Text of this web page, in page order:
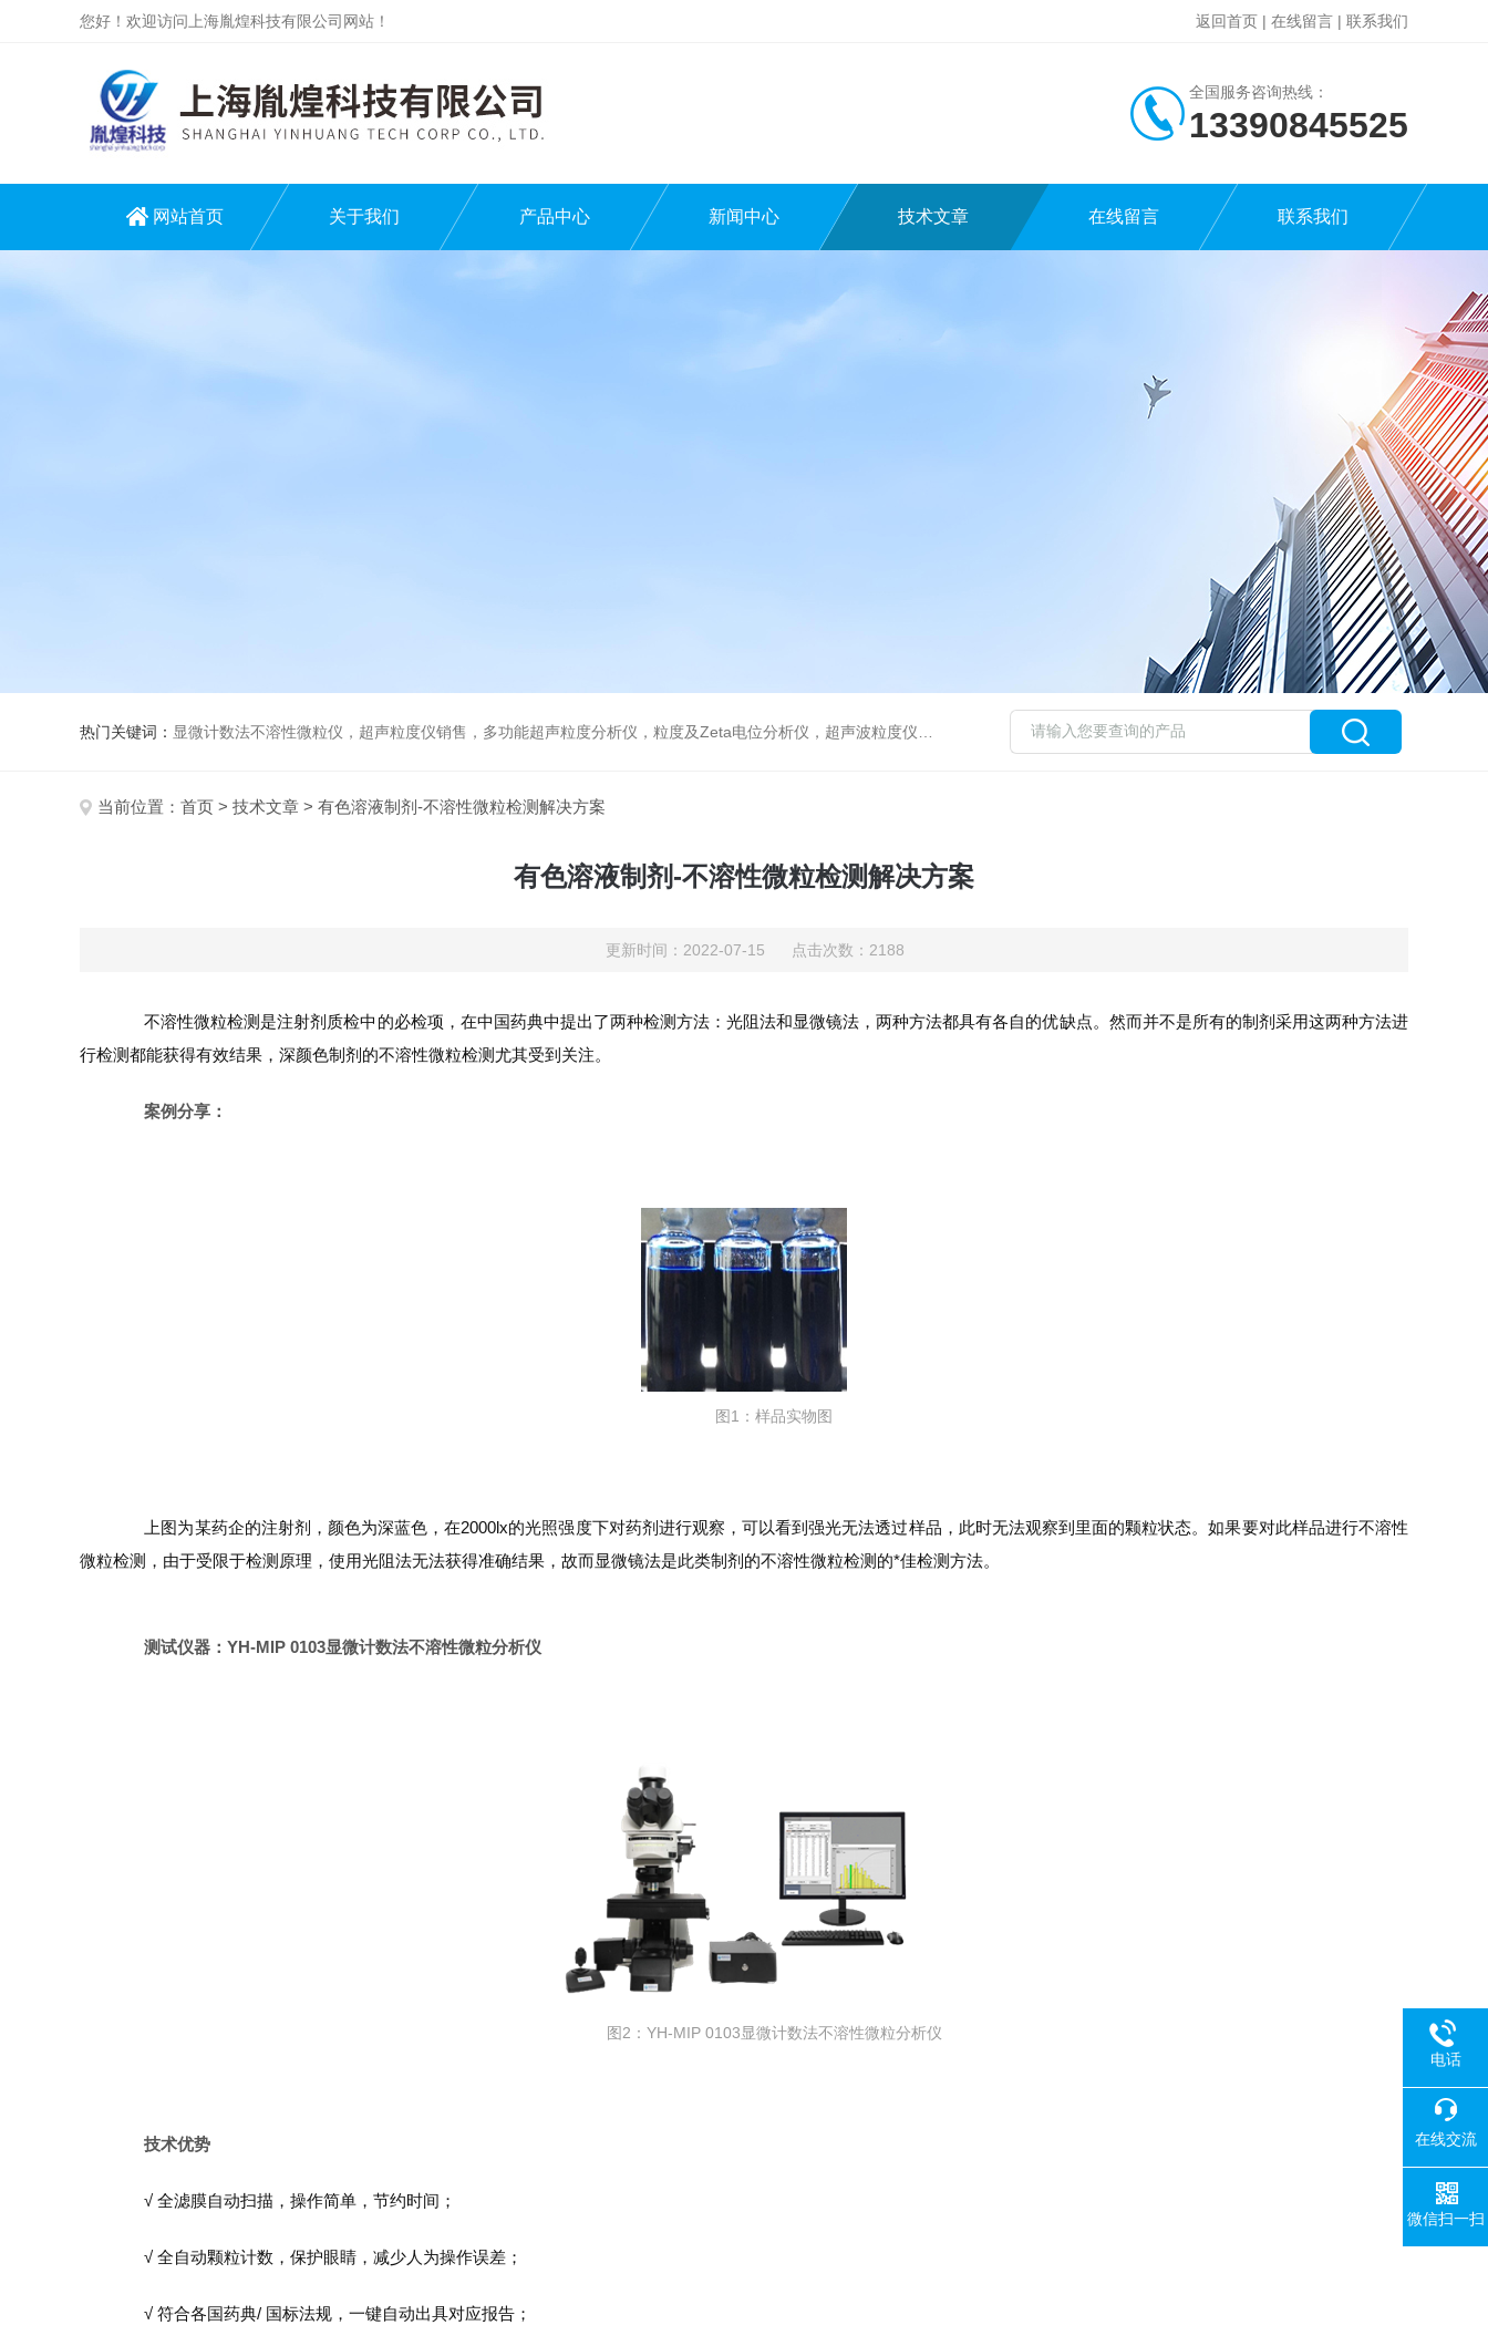
您好！欢迎访问上海胤煌科技有限公司网站！ 返回首页 | 在线留言 | 联系我们
全国服务咨询热线：
13390845525
网站首页 关于我们 产品中心 新闻中心 技术文章 在线留言 联系我们
热门关键词： 显微计数法不溶性微粒仪，超声粒度仪销售，多功能超声粒度分析仪，粒度及Zeta电位分析仪，超声波粒度仪，澄清度检查专用伞棚灯，伞棚灯，超声粒度仪超声电位分析仪
当前位置： 首页 > 技术文章 > 有色溶液制剂-不溶性微粒检测解决方案
有色溶液制剂-不溶性微粒检测解决方案
更新时间：2022-07-15 点击次数：2188
不溶性微粒检测是注射剂质检中的必检项，在中国药典中提出了两种检测方法：光阻法和显微镜法，两种方法都具有各自的优缺点。然而并不是所有的制剂采用这两种方法进
行检测都能获得有效结果，深颜色制剂的不溶性微粒检测尤其受到关注。
案例分享：
图1：样品实物图
上图为某药企的注射剂，颜色为深蓝色，在2000lx的光照强度下对药剂进行观察，可以看到强光无法透过样品，此时无法观察到里面的颗粒状态。如果要对此样品进行不溶性
微粒检测，由于受限于检测原理，使用光阻法无法获得准确结果，故而显微镜法是此类制剂的不溶性微粒检测的*佳检测方法。
测试仪器：YH-MIP 0103显微计数法不溶性微粒分析仪
图2：YH-MIP 0103显微计数法不溶性微粒分析仪
技术优势
√ 全滤膜自动扫描，操作简单，节约时间；
√ 全自动颗粒计数，保护眼睛，减少人为操作误差；
√ 符合各国药典/ 国标法规，一键自动出具对应报告；
电话
在线交流
微信扫一扫